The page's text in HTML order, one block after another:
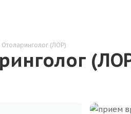
Отоларинголог (ЛОР)